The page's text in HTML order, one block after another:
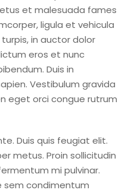
et malesuada fames
ligula et vehicula
in auctor dolor
eros et nunc
Duis in
Vestibulum gravida
eget orci congue rutrum
Duis quis feugiat elit.
metus. Proin sollicitudin
mi pulvinar.
sem condimentum